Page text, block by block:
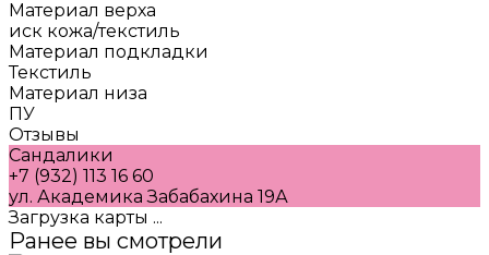
Материал верха
иск кожа/текстиль
Материал подкладки
Текстиль
Материал низа
ПУ
Отзывы
Сандалики
+7 (932) 113 16 60
ул. Академика Забабахина 19А
Загрузка карты ...
Ранее вы смотрели